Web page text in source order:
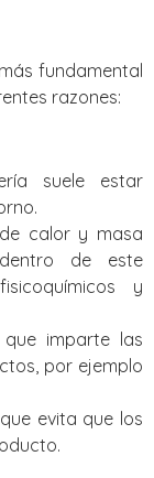
fundamental
razones:
suele estar
calor y masa
de este
y
imparte las
por ejemplo
evita que los